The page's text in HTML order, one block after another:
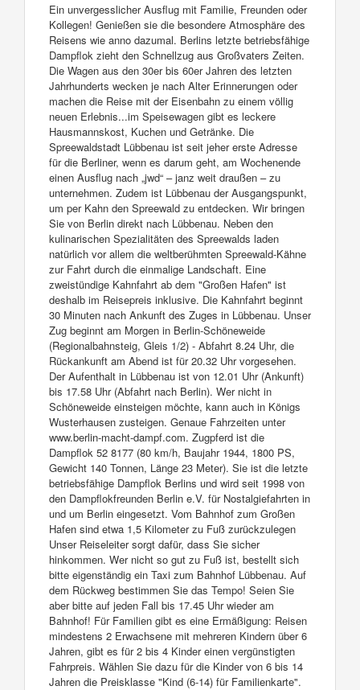
Ein unvergesslicher Ausflug mit Familie, Freunden oder
Kollegen! Genießen sie die besondere Atmosphäre des
Reisens wie anno dazumal. Berlins letzte betriebsfähige
Dampflok zieht den Schnellzug aus Großvaters Zeiten.
Die Wagen aus den 30er bis 60er Jahren des letzten
Jahrhunderts wecken je nach Alter Erinnerungen oder
machen die Reise mit der Eisenbahn zu einem völlig
neuen Erlebnis...im Speisewagen gibt es leckere
Hausmannskost, Kuchen und Getränke. Die
Spreewaldstadt Lübbenau ist seit jeher erste Adresse
für die Berliner, wenn es darum geht, am Wochenende
einen Ausflug nach „jwd“ – janz weit draußen – zu
unternehmen. Zudem ist Lübbenau der Ausgangspunkt,
um per Kahn den Spreewald zu entdecken. Wir bringen
Sie von Berlin direkt nach Lübbenau. Neben den
kulinarischen Spezialitäten des Spreewalds laden
natürlich vor allem die weltberühmten Spreewald-Kähne
zur Fahrt durch die einmalige Landschaft. Eine
zweistündige Kahnfahrt ab dem "Großen Hafen" ist
deshalb im Reisepreis inklusive. Die Kahnfahrt beginnt
30 Minuten nach Ankunft des Zuges in Lübbenau. Unser
Zug beginnt am Morgen in Berlin-Schöneweide
(Regionalbahnsteig, Gleis 1/2) - Abfahrt 8.24 Uhr, die
Rückankunft am Abend ist für 20.32 Uhr vorgesehen.
Der Aufenthalt in Lübbenau ist von 12.01 Uhr (Ankunft)
bis 17.58 Uhr (Abfahrt nach Berlin). Wer nicht in
Schöneweide einsteigen möchte, kann auch in Königs
Wusterhausen zusteigen. Genaue Fahrzeiten unter
www.berlin-macht-dampf.com. Zugpferd ist die
Dampflok 52 8177 (80 km/h, Baujahr 1944, 1800 PS,
Gewicht 140 Tonnen, Länge 23 Meter). Sie ist die letzte
betriebsfähige Dampflok Berlins und wird seit 1998 von
den Dampflokfreunden Berlin e.V. für Nostalgiefahrten in
und um Berlin eingesetzt. Vom Bahnhof zum Großen
Hafen sind etwa 1,5 Kilometer zu Fuß zurückzulegen
Unser Reiseleiter sorgt dafür, dass Sie sicher
hinkommen. Wer nicht so gut zu Fuß ist, bestellt sich
bitte eigenständig ein Taxi zum Bahnhof Lübbenau. Auf
dem Rückweg bestimmen Sie das Tempo! Seien Sie
aber bitte auf jeden Fall bis 17.45 Uhr wieder am
Bahnhof! Für Familien gibt es eine Ermäßigung: Reisen
mindestens 2 Erwachsene mit mehreren Kindern über 6
Jahren, gibt es für 2 bis 4 Kinder einen vergünstigten
Fahrpreis. Wählen Sie dazu für die Kinder von 6 bis 14
Jahren die Preisklasse "Kind (6-14) für Familienkarte".